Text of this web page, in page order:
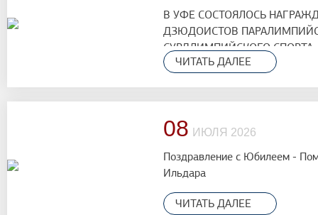
В УФЕ СОСТОЯЛОСЬ
ДЗЮДОИСТОВ
СУРДЛИМПИЙСКОГО СПОРТА
БАШКОРТОСТАНА,
ЧИТАТЬ ДАЛЕЕ
08 ИЮЛЯ 2026
Поздравление с Юбилеем -
Ильдара
ЧИТАТЬ ДАЛЕЕ